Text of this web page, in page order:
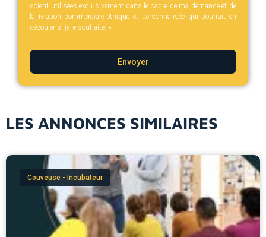
soient utilisées exclusivement dans le cadre de ma demande et de
la relation commerciale éthique et personnalisée qui pourrait en
découler si je le souhaite. »
Envoyer
LES ANNONCES SIMILAIRES
Couveuse - Incubateur